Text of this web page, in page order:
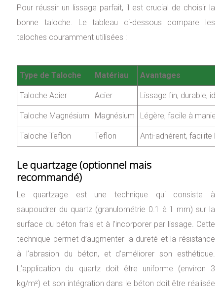
Pour réussir un lissage parfait, il est crucial de choisir la
bonne taloche. Le tableau ci-dessous compare les
taloches couramment utilisées :
Type de Taloche Matériau Avantages
Taloche Acier Acier Lissage fin, durable,
Taloche Magnésium Magnésium Légère, facile à
Taloche Teflon Teflon Anti-adhérent, facilite
Le quartzage (optionnel mais
recommandé)
Le quartzage est une technique qui consiste à
saupoudrer du quartz (granulométrie 0.1 à 1 mm) sur la
surface du béton frais et à l’incorporer par lissage. Cette
technique permet d’augmenter la dureté et la résistance
à l’abrasion du béton, et d’améliorer son esthétique.
L’application du quartz doit être uniforme (environ 3
kg/m²) et son intégration dans le béton doit être réalisée